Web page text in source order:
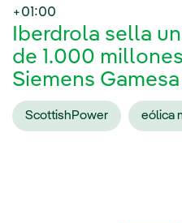
+01:00
Iberdrola sella
de 1.000
Siemens
ScottishPower eólica